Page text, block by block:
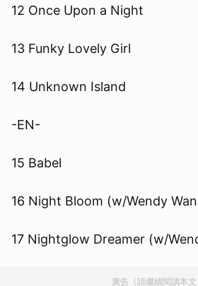
12 Once Upon a Night
13 Funky Lovely Girl
14 Unknown Island
-EN-
15 Babel
16 Night Bloom (w/Wendy
17 Nightglow Dreamer (w/
廣告（請繼續閱讀本文